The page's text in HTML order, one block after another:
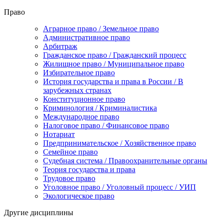
Право
Аграрное право / Земельное право
Административное право
Арбитраж
Гражданское право / Гражданский процесс
Жилищное право / Муниципальное право
Избирательное право
История государства и права в России / В
зарубежных странах
Конституционное право
Криминология / Криминалистика
Международное право
Налоговое право / Финансовое право
Нотариат
Предпринимательское / Хозяйственное право
Семейное право
Судебная система / Правоохранительные органы
Теория государства и права
Трудовое право
Уголовное право / Уголовный процесс / УИП
Экологическое право
Другие дисциплины